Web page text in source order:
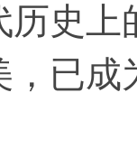
历史
，已